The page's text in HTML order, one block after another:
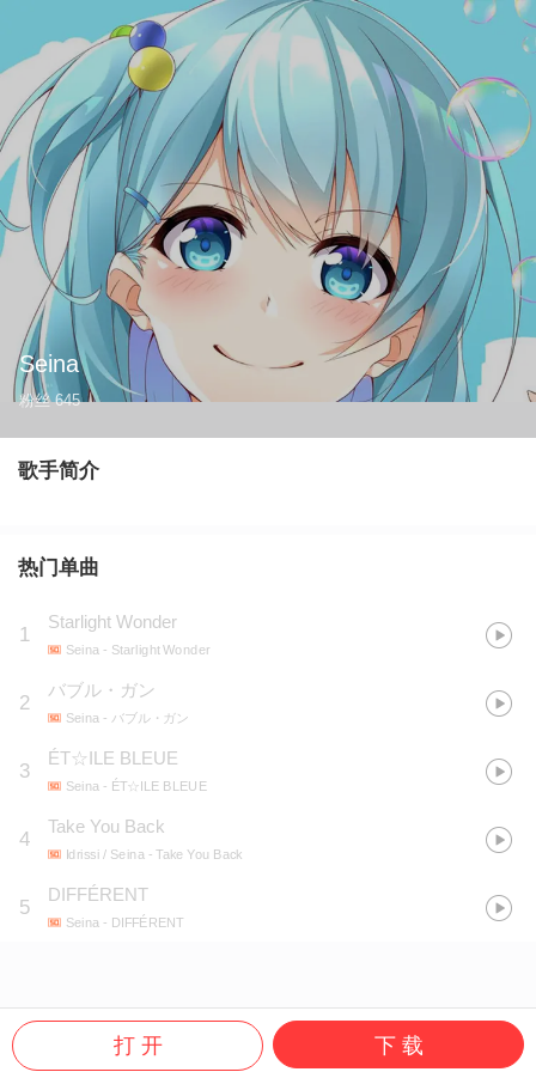
Seina
粉丝 645
歌手简介
热门单曲
1
Starlight Wonder
Seina - Starlight Wonder
2
バブル・ガン
Seina - バブル・ガン
3
ÉT☆ILE BLEUE
Seina - ÉT☆ILE BLEUE
4
Take You Back
Idrissi / Seina- Take You Back
5
DIFFÉRENT
Seina - DIFFÉRENT
打 开 下 载